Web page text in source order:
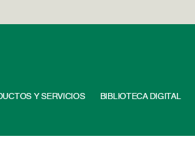
Y SERVICIOS BIBLIOTECA DIGITAL